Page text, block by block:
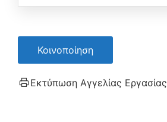
Κοινοποίηση
Εκτύπωση Αγγελίας Εργασίας